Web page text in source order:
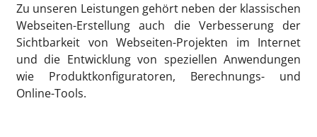
Zu unseren Leistungen gehört neben der klassischen
Webseiten-Erstellung auch die Verbesserung der
Sichtbarkeit von Webseiten-Projekten im Internet
und die Entwicklung von speziellen Anwendungen
wie Produktkonfiguratoren, Berechnungs- und
Online-Tools.